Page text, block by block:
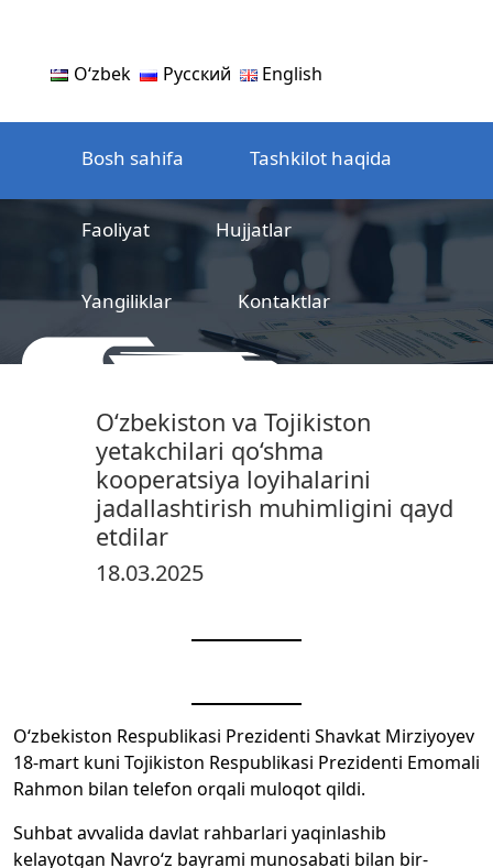
Oʻzbek Русский English
Bosh sahifa Tashkilot haqida
Faoliyat Hujjatlar
Yangiliklar Kontaktlar
sertifikatlashtirish markazi
O‘zbekiston va Tojikiston
yetakchilari qo‘shma
kooperatsiya loyihalarini
jadallashtirish muhimligini qayd
etdilar
18.03.2025
O‘zbekiston Respublikasi Prezidenti Shavkat Mirziyoyev
18-mart kuni Tojikiston Respublikasi Prezidenti Emomali
Rahmon bilan telefon orqali muloqot qildi.
Suhbat avvalida davlat rahbarlari yaqinlashib
kelayotgan Navro‘z bayrami munosabati bilan bir-